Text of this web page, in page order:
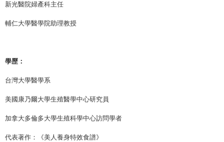
新光醫院婦產科主任
輔仁大學醫學院助理教授
學歷：
台灣大學醫學系
美國康乃爾大學生殖醫學中心研究員
加拿大多倫多大學生殖科學中心訪問學者
代表著作：《美人養身特效食譜》